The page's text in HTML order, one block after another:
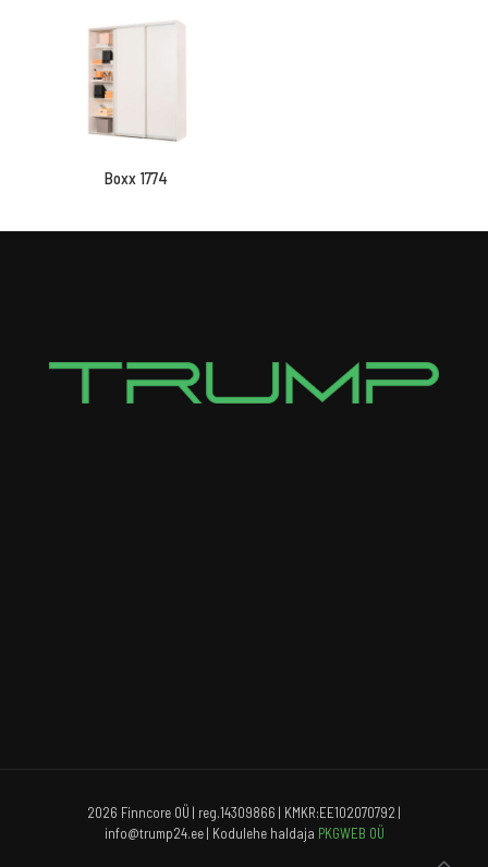
Boxx 1774
2026 Finncore OÜ | reg.14309866 | KMKR:EE102070792 |
info@trump24.ee | Kodulehe haldaja PKGWEB OÜ